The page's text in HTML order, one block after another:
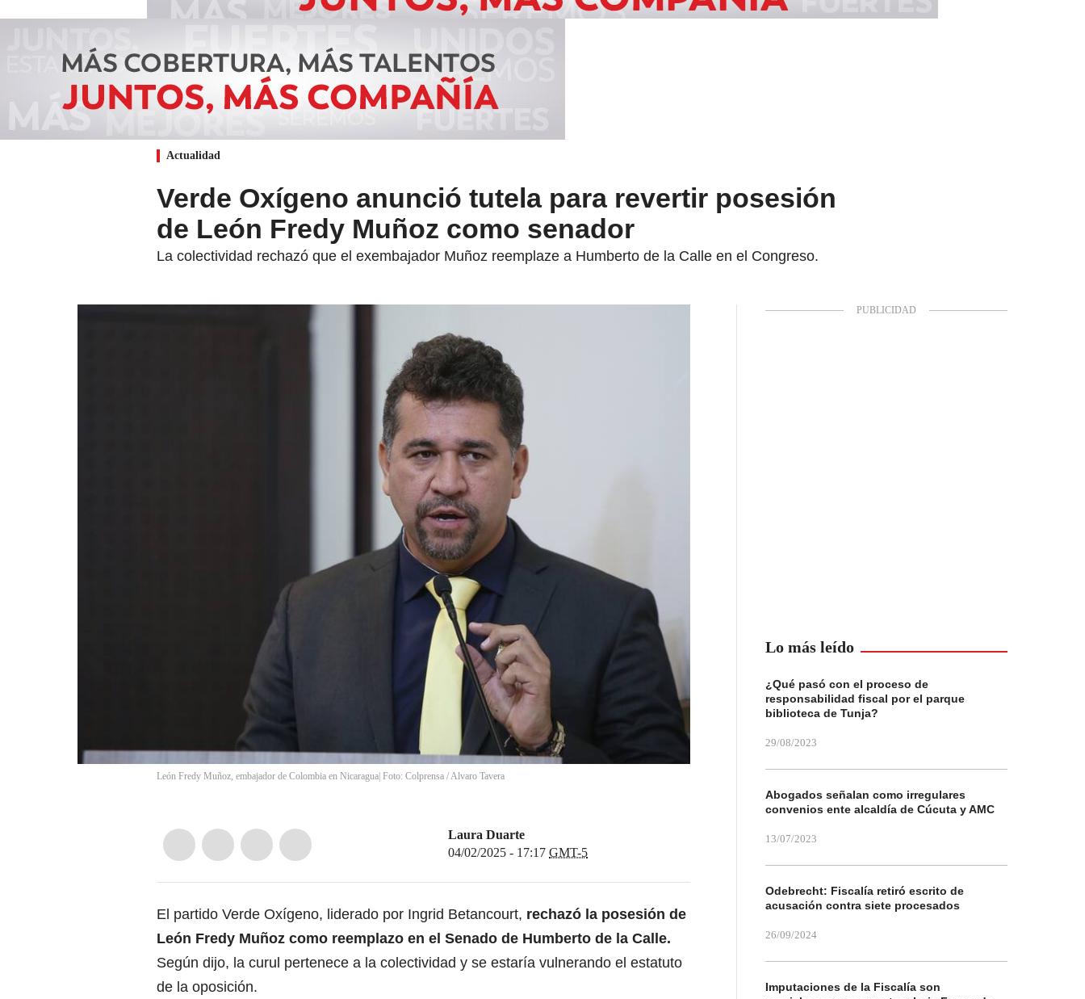
Actualidad
Verde Oxígeno anunció tutela para revertir posesión
de León Fredy Muñoz como senador
La colectividad rechazó que el exembajador Muñoz reemplaze a Humberto de la Calle en el Congreso.
León Fredy Muñoz, embajador de Colombia en Nicaragua| Foto: Colprensa /Alvaro Tavera
Laura Duarte
04/02/2025 - 17:17 GMT-5
El partido Verde Oxígeno, liderado por Ingrid Betancourt, rechazó la posesión de
León Fredy Muñoz como reemplazo en el Senado de Humberto de la Calle.
Según dijo, la curul pertenece a la colectividad y se estaría vulnerando el estatuto
de la oposición.
Lo más leído
¿Qué pasó con el proceso de
responsabilidad fiscal por el parque
biblioteca de Tunja?
29/08/2023
Abogados señalan como irregulares
convenios ente alcaldía de Cúcuta y AMC
13/07/2023
Odebrecht: Fiscalía retiró escrito de
acusación contra siete procesados
26/09/2024
Imputaciones de la Fiscalía son